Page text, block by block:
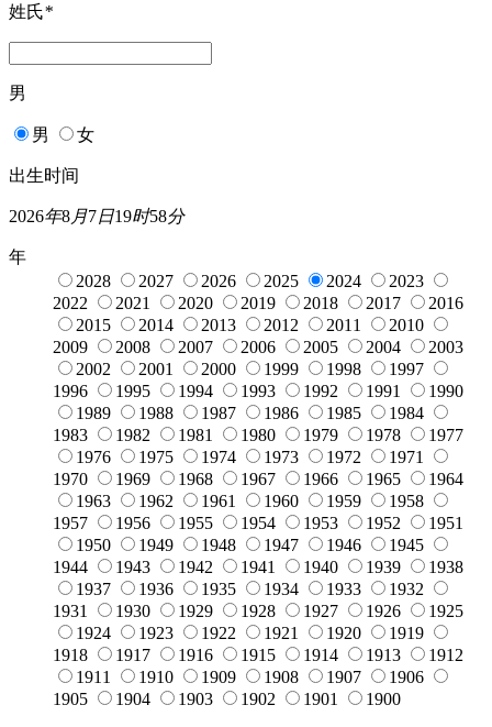
姓氏*
男
男 女
出生时间
2026年8月7日19时58分
年
2028
2027 2026 2025 2024
2023
2022
2021 2020 2019 2018 2017
2016
2015
2014 2013 2012 2011
2010
2009
2008 2007 2006 2005 2004
2003
2002
2001 2000 1999 1998
1997
1996
1995 1994 1993 1992 1991
1990
1989
1988 1987 1986 1985
1984
1983
1982 1981 1980 1979 1978
1977
1976
1975 1974 1973 1972
1971
1970
1969 1968 1967 1966 1965
1964
1963
1962 1961 1960 1959
1958
1957
1956 1955 1954 1953 1952
1951
1950
1949 1948 1947 1946
1945
1944
1943 1942 1941 1940 1939
1938
1937
1936 1935 1934 1933
1932
1931
1930 1929 1928 1927 1926
1925
1924
1923 1922 1921 1920
1919
1918
1917 1916 1915 1914 1913
1912
1911
1910 1909 1908 1907
1906
1905
1904 1903 1902 1901 1900